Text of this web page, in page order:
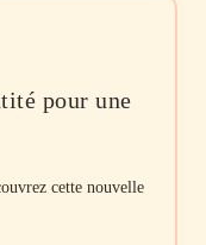
pour une
cette nouvelle